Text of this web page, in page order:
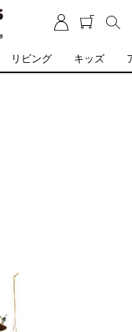
リビング キッズ